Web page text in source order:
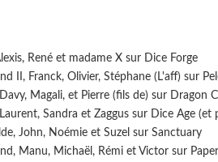
René et madame X sur Dice Forge
II, Franck, Olivier, Stéphane (L'aff) sur
Magali, et Pierre (fils de) sur Dragon
Sandra et Zaggus sur Dice Age
John, Noémie et Suzel sur Sanctuary
Manu, Michaël, Rémi et Victor sur